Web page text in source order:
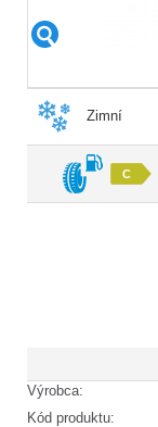
Zimní
C
Výrobca:
Kód produktu: